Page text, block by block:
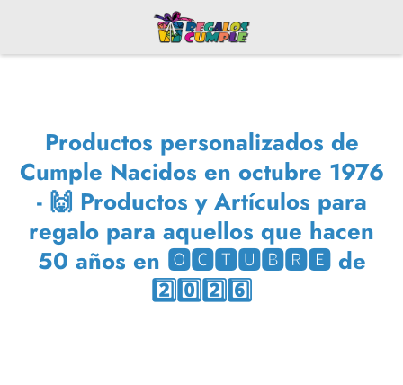
Productos personalizados de
Cumple Nacidos en octubre 1976
- 🙌 Productos y Artículos para
regalo para aquellos que hacen
50 años en 🅾🅲🆃🆄🅱🆁🅴 de
2️⃣0️⃣2️⃣6️⃣